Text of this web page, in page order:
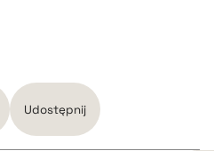
Udostępnij